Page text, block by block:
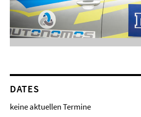
DATES
keine aktuellen Termine